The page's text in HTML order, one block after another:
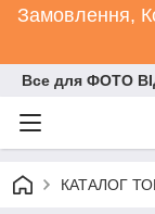
Замовлення,
Все для ФОТО
КАТАЛОГ